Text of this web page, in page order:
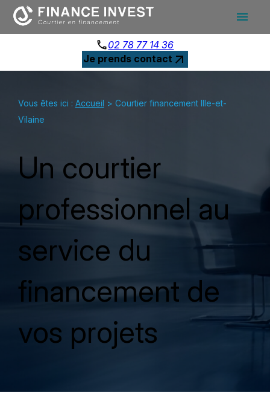
menu
phone02 78 77 14 36
Je prends contact arrow_outward
Vous êtes ici : Accueil > Courtier financement Ille-et-
Vilaine
Un courtier
professionnel au
service du
financement de
vos projets
Panneau de gestion des cookies